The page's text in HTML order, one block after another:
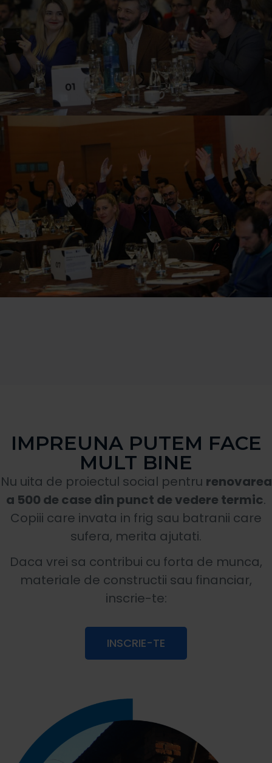
IMPREUNA PUTEM FACE
MULT BINE
Nu uita de proiectul social pentru renovarea
a 500 de case din punct de vedere termic.
Copiii care invata in frig sau batranii care
sufera, merita ajutati.
Daca vrei sa contribui cu forta de munca,
materiale de constructii sau financiar,
inscrie-te:
INSCRIE-TE